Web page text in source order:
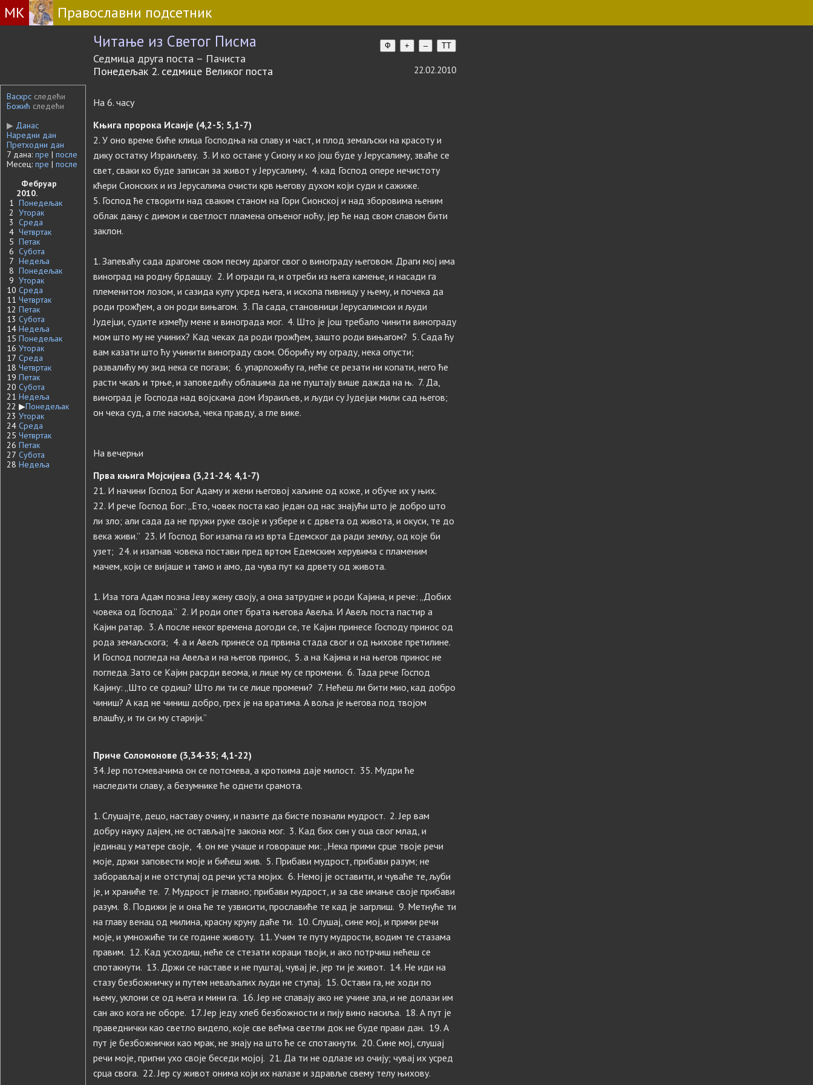
МК Православни подсетник
Читање из Светог Писма Ф + – TT
Седмица друга поста – Пачиста
Понедељак 2. седмице Великог поста
22.02.2010
Васкрс следећи
Божић следећи
▶ Данас
Наредни дан
Претходни дан
7 дана: пре | после
Месец: пре | после
Фебруар
2010.
1 Понедељак
2 Уторак
3 Среда
4 Четвртак
5 Петак
6 Субота
7 Недеља
8 Понедељак
9 Уторак
10 Среда
11 Четвртак
12 Петак
13 Субота
14 Недеља
15 Понедељак
16 Уторак
17 Среда
18 Четвртак
19 Петак
20 Субота
21 Недеља
22 ▶Понедељак
23 Уторак
24 Среда
25 Четвртак
26 Петак
27 Субота
28 Недеља
На 6. часу
Књига пророка Исаије (4,2-5; 5,1-7)
2. У оно време биће клица Господња на славу и част, и плод земаљски на красоту и
дику остатку Израиљеву. 3. И ко остане у Сиону и ко још буде у Јерусалиму, зваће се
свет, сваки ко буде записан за живот у Јерусалиму, 4. кад Господ опере нечистоту
кћери Сионских и из Јерусалима очисти крв његову духом који суди и сажиже.
5. Господ ће створити над сваким станом на Гори Сионској и над зборовима њеним
облак дању с димом и светлост пламена огњеног ноћу, јер ће над свом славом бити
заклон.
1. Запеваћу сада драгоме свом песму драгог свог о винограду његовом. Драги мој има
виноград на родну брдашцу. 2. И огради га, и отреби из њега камење, и насади га
племенитом лозом, и сазида кулу усред њега, и ископа пивницу у њему, и почека да
роди грожђем, а он роди вињагом. 3. Па сада, становници Јерусалимски и људи
Јудејци, судите између мене и винограда мог. 4. Што је још требало чинити винограду
мом што му не учиних? Kад чеках да роди грожђем, зашто роди вињагом? 5. Сада ћу
вам казати што ћу учинити винограду свом. Оборићу му ограду, нека опусти;
развалићу му зид нека се погази; 6. упарложићу га, неће се резати ни копати, него ће
расти чкаљ и трње, и заповедићу облацима да не пуштају више дажда на њ. 7. Да,
виноград је Господа над војскама дом Израиљев, и људи су Јудејци мили сад његов;
он чека суд, а гле насиља, чека правду, а гле вике.
На вечерњи
Прва књига Мојсијева (3,21-24; 4,1-7)
21. И начини Господ Бог Адаму и жени његовој хаљине од коже, и обуче их у њих.
22. И рече Господ Бог: „Ето, човек поста као један од нас знајући што је добро што
ли зло; али сада да не пружи руке своје и узбере и с дрвета од живота, и окуси, те до
века живи.” 23. И Господ Бог изагна га из врта Едемског да ради земљу, од које би
узет; 24. и изагнав човека постави пред вртом Едемским херувима с пламеним
мачем, који се вијаше и тамо и амо, да чува пут ка дрвету од живота.
1. Иза тога Адам позна Јеву жену своју, а она затрудне и роди Кајина, и рече: „Добих
човека од Господа.” 2. И роди опет брата његова Авеља. И Авељ поста пастир а
Кајин ратар. 3. А после неког времена догоди се, те Кајин принесе Господу принос од
рода земаљскога; 4. а и Авељ принесе од првина стада свог и од њихове претилине.
И Господ погледа на Авеља и на његов принос, 5. а на Кајина и на његов принос не
погледа. Зато се Кајин расрди веома, и лице му се промени. 6. Тада рече Господ
Кајину: „Што се срдиш? Што ли ти се лице промени? 7. Нећеш ли бити мио, кад добро
чиниш? А кад не чиниш добро, грех је на вратима. А воља је његова под твојом
влашћу, и ти си му старији.”
Приче Соломонове (3,34-35; 4,1-22)
34. Јер потсмевачима он се потсмева, а кроткима даје милост. 35. Мудри ће
наследити славу, а безумнике ће однети срамота.
1. Слушајте, децо, наставу очину, и пазите да бисте познали мудрост. 2. Јер вам
добру науку дајем, не остављајте закона мог. 3. Кад бих син у оца свог млад, и
јединац у матере своје, 4. он ме учаше и говораше ми: „Нека прими срце твоје речи
моје, држи заповести моје и бићеш жив. 5. Прибави мудрост, прибави разум; не
заборављај и не отступај од речи уста мојих. 6. Немој је оставити, и чуваће те, љуби
је, и храниће те. 7. Мудрост је главно; прибави мудрост, и за све имање своје прибави
разум. 8. Подижи је и она ће те узвисити, прославиће те кад је загрлиш. 9. Метнуће ти
на главу венац од милина, красну круну даће ти. 10. Слушај, сине мој, и прими речи
моје, и умножиће ти се године животу. 11. Учим те путу мудрости, водим те стазама
правим. 12. Кад усходиш, неће се стезати кораци твоји, и ако потрчиш нећеш се
спотакнути. 13. Држи се наставе и не пуштај, чувај је, јер ти је живот. 14. Не иди на
стазу безбожничку и путем неваљалих људи не ступај. 15. Остави га, не ходи по
њему, уклони се од њега и мини га. 16. Јер не спавају ако не учине зла, и не долази им
сан ако кога не оборе. 17. Јер једу хлеб безбожности и пију вино насиља. 18. А пут је
праведнички као светло видело, које све већма светли док не буде прави дан. 19. А
пут је безбожнички као мрак, не знају на што ће се спотакнути. 20. Сине мој, слушај
речи моје, пригни ухо своје беседи мојој. 21. Да ти не одлазе из очију; чувај их усред
срца свога. 22. Јер су живот онима који их налазе и здравље свему телу њихову.